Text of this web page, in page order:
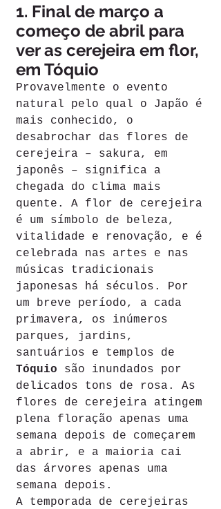
1. Final de março a
começo de abril para
ver as cerejeira em flor,
em Tóquio
Provavelmente o evento
natural pelo qual o Japão é
mais conhecido, o
desabrochar das flores de
cerejeira – sakura, em
japonês – significa a
chegada do clima mais
quente. A flor de cerejeira
é um símbolo de beleza,
vitalidade e renovação, e é
celebrada nas artes e nas
músicas tradicionais
japonesas há séculos. Por
um breve período, a cada
primavera, os inúmeros
parques, jardins,
santuários e templos de
Tóquio são inundados por
delicados tons de rosa. As
flores de cerejeira atingem
plena floração apenas uma
semana depois de começarem
a abrir, e a maioria cai
das árvores apenas uma
semana depois.
A temporada de cerejeiras